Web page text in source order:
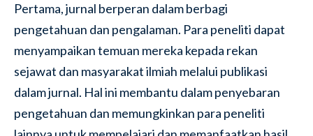
Pertama, jurnal berperan dalam berbagi
pengetahuan dan pengalaman. Para peneliti dapat
menyampaikan temuan mereka kepada rekan
sejawat dan masyarakat ilmiah melalui publikasi
dalam jurnal. Hal ini membantu dalam penyebaran
pengetahuan dan memungkinkan para peneliti